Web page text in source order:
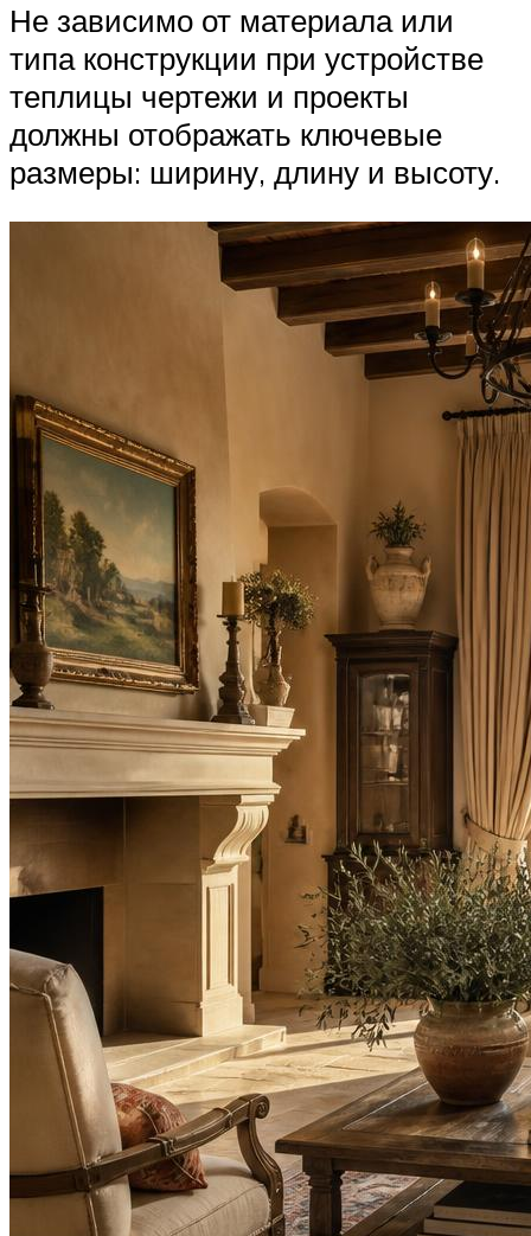
Не зависимо от материала или
типа конструкции при устройстве
теплицы чертежи и проекты
должны отображать ключевые
размеры: ширину, длину и высоту.